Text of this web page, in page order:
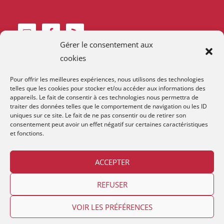
Gérer le consentement aux
cookies
Pour offrir les meilleures expériences, nous utilisons des technologies
telles que les cookies pour stocker et/ou accéder aux informations des
appareils. Le fait de consentir à ces technologies nous permettra de
traiter des données telles que le comportement de navigation ou les ID
uniques sur ce site. Le fait de ne pas consentir ou de retirer son
consentement peut avoir un effet négatif sur certaines caractéristiques
et fonctions.
ACCEPTER
REFUSER
VOIR LES PRÉFÉRENCES
Devenir membre
Lestime. Relooké avec par
Suisse Romande|Thème:Lestime